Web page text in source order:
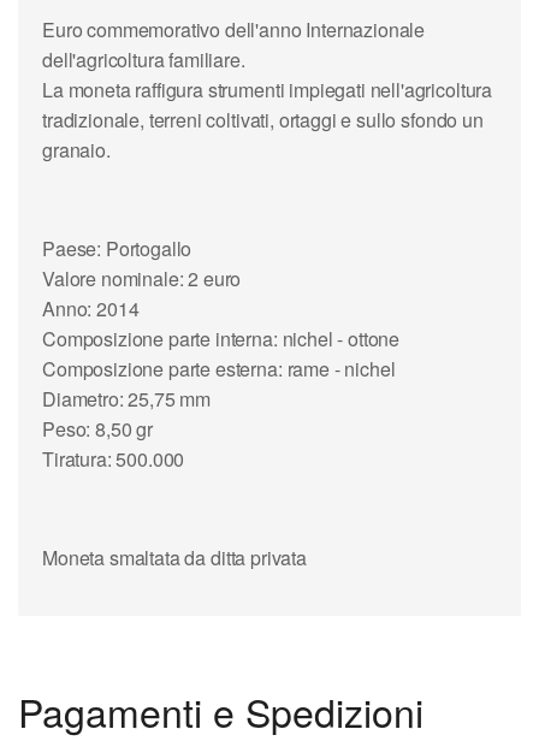
Euro commemorativo dell'anno Internazionale
dell'agricoltura familiare.
La monetaraffigura strumenti impiegati nell'agricoltura
tradizionale, terreni coltivati, ortaggi e sullo sfondo un
granaio.
Paese: Portogallo
Valore nominale: 2 euro
Anno: 2014
Composizione parte interna: nichel - ottone
Composizione parte esterna: rame - nichel
Diametro: 25,75 mm
Peso: 8,50 gr
Tiratura: 500.000
Monetasmaltatada ditta privata
Pagamenti e Spedizioni